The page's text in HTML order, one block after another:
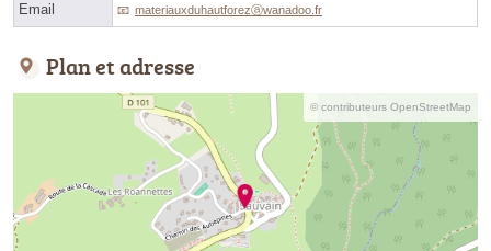
Email materiauxduhautforezⓐwanadoo.fr
Plan et adresse
© contributeurs OpenStreetMap